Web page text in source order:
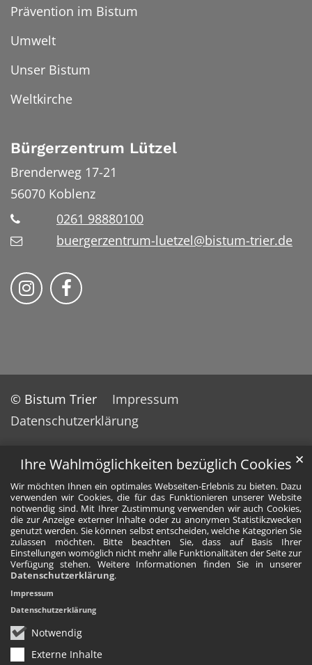
Ihre Wahlmöglichkeiten bezüglich Cookies
Wir möchten Ihnen ein optimales Webseiten-Erlebnis zu bieten. Dazu
verwenden wir Cookies, die für das Funktionieren unserer Website
notwendig sind. Mit Ihrer Zustimmung verwenden wir auch Cookies,
die zur Anzeige externer Inhalte oder zu anonymen Statistikzwecken
genutzt werden. Sie können selbst entscheiden, welche Kategorien Sie
zulassen möchten. Bitte beachten Sie, dass auf Basis Ihrer
Einstellungen womöglich nicht mehr alle Funktionalitäten der Seite zur
Verfügung stehen. Weitere Informationen finden Sie in unserer
Datenschutzerklärung.
Notwendig
Externe Inhalte
✕
Impressum
Datenschutzerklärung
Prävention im Bistum
Umwelt
Unser Bistum
Weltkirche
Bürgerzentrum Lützel
Brenderweg 17-21
56070 Koblenz
0261 98880100
buergerzentrum-luetzel@bistum-trier.de
Folge uns auf Instragram
Folge uns auf Facebook
© Bistum Trier
Impressum
Datenschutzerklärung